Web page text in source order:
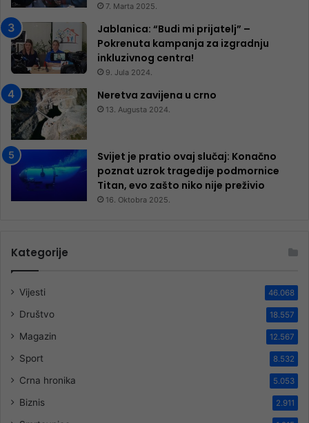
7. Marta 2025.
Jablanica: “Budi mi prijatelj” –
Pokrenuta kampanja za izgradnju
inkluzivnog centra!
9. Jula 2024.
Neretva zavijena u crno
13. Augusta 2024.
Svijet je pratio ovaj slučaj: Konačno
poznat uzrok tragedije podmornice
Titan, evo zašto niko nije preživio
16. Oktobra 2025.
Kategorije
Vijesti 46.068
Društvo 18.557
Magazin 12.567
Sport 8.532
Crna hronika 5.053
Biznis 2.911